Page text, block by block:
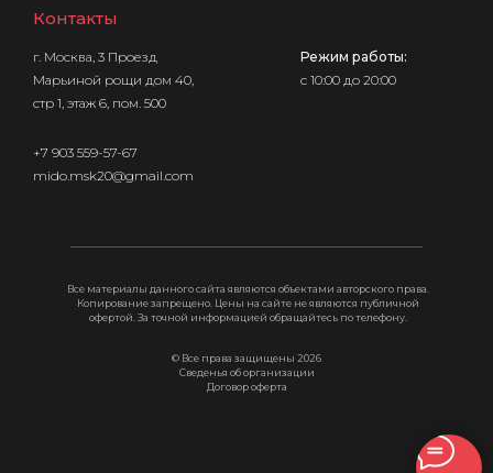
Контакты
г. Москва, 3 Проезд
Марьиной рощи дом 40,
стр 1, этаж 6, пом. 500
+7 903 559-57-67
mido.msk20@gmail.com
© Все права защищены 2026
Сведенья об организации
Договор оферта
Все материалы данного сайта являются объектами авторского права.
Копирование запрещено. Цены на сайте не являются публичной
офертой. За точной информацией обращайтесь по телефону.
Режим работы:
с 10:00 до 20:00